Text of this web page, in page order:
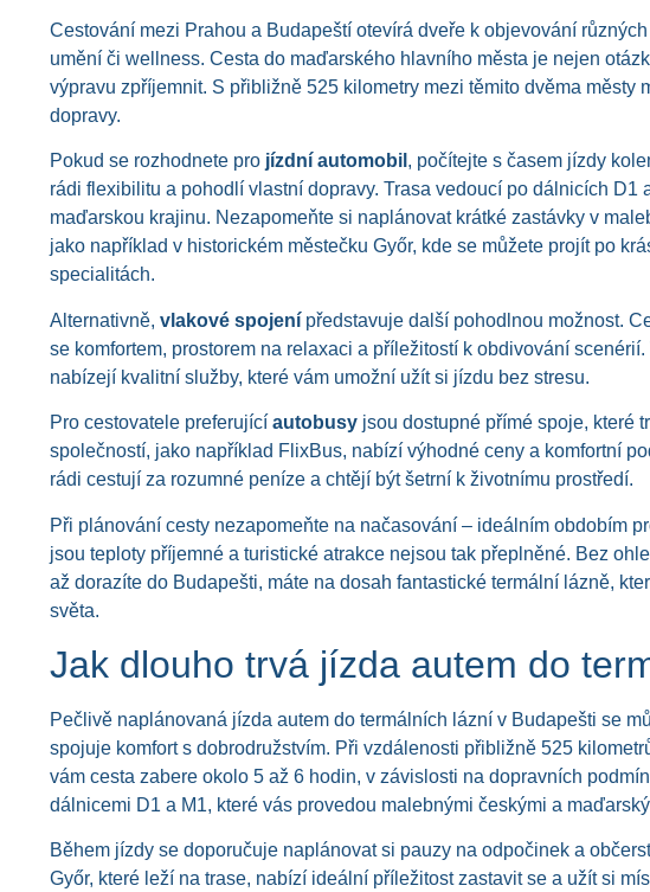
Cestování mezi Prahou a Budapeští otevírá dveře k objevování
umění či wellness. Cesta do maďarského hlavního města je nejen
výpravu zpříjemnit. S přibližně 525 kilometry mezi těmito dvěma městy
dopravy.
Pokud se rozhodnete pro jízdní automobil , počítejte s časem jízdy
rádi flexibilitu a pohodlí vlastní dopravy. Trasa vedoucí po dálnicích D1
maďarskou krajinu. Nezapomeňte si naplánovat krátké zastávky v
jako například v historickém městečku Győr, kde se můžete projít po
specialitách.
Alternativně, vlakové spojení představuje další pohodlnou možnost.
se komfortem, prostorem na relaxaci a příležitostí k obdivování
nabízejí kvalitní služby, které vám umožní užít si jízdu bez stresu.
Pro cestovatele preferující autobusy jsou dostupné přímé spoje, které
společností, jako například FlixBus, nabízí výhodné ceny a komfortní
rádi cestují za rozumné peníze a chtějí být šetrní k životnímu prostředí.
Při plánování cesty nezapomeňte na načasování – ideálním obdobím
jsou teploty příjemné a turistické atrakce nejsou tak přeplněné. Bez
až dorazíte do Budapešti, máte na dosah fantastické termální lázně,
světa.
Jak dlouho trvá jízda autem do
Pečlivě naplánovaná jízda autem do termálních lázní v Budapešti se
spojuje komfort s dobrodružstvím. Při vzdálenosti přibližně 525
vám cesta zabere okolo 5 až 6 hodin, v závislosti na dopravních
dálnicemi D1 a M1, které vás provedou malebnými českými a
Během jízdy se doporučuje naplánovat si pauzy na odpočinek a
Győr, které leží na trase, nabízí ideální příležitost zastavit se a užít si